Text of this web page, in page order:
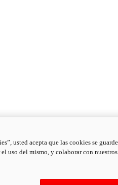
usted acepta que las cookies se
uso del mismo, y colaborar con